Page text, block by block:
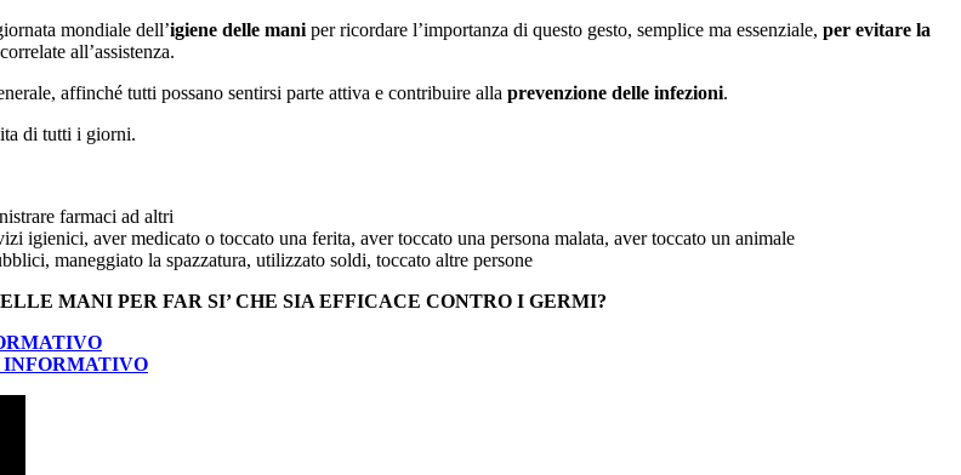
mondiale dell’igiene delle mani per ricordare l’importanza di questo gesto, semplice ma essenziale, per evitare la
correlate all’assistenza.
affinché tutti possano sentirsi parte attiva e contribuire alla prevenzione delle infezioni.
di tutti i giorni.
farmaci ad altri
igienici, aver medicato o toccato una ferita, aver toccato una persona malata, aver toccato un animale
maneggiato la spazzatura, utilizzato soldi, toccato altre persone
MANI PER FAR SI’ CHE SIA EFFICACE CONTRO I GERMI?
INFORMATIVO